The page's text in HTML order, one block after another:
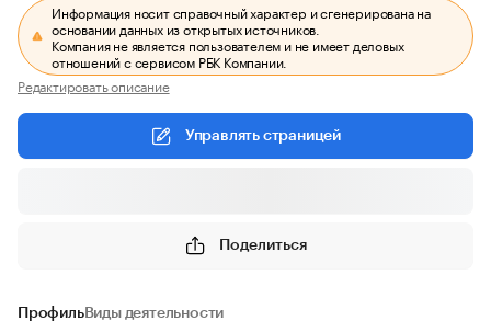
Информация носит справочный характер и сгенерирована на
основании данных из открытых источников.
Компания не является пользователем и не имеет деловых
отношений с сервисом РБК Компании.
Редактировать описание
Управлять страницей
Поделиться
ПрофильВиды деятельности